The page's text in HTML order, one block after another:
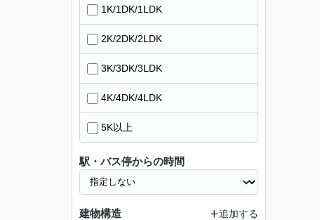
1K/1DK/1LDK
2K/2DK/2LDK
3K/3DK/3LDK
4K/4DK/4LDK
5K以上
駅・バス停からの時間
建物構造 追加する